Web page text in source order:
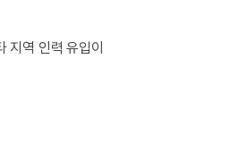
지역 인력 유입이